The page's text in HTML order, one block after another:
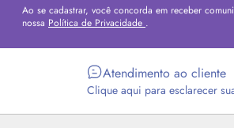
Ao se cadastrar, você concorda em receber
nossa Política de Privacidade .
Atendimento ao cliente
Clique aqui para esclarecer